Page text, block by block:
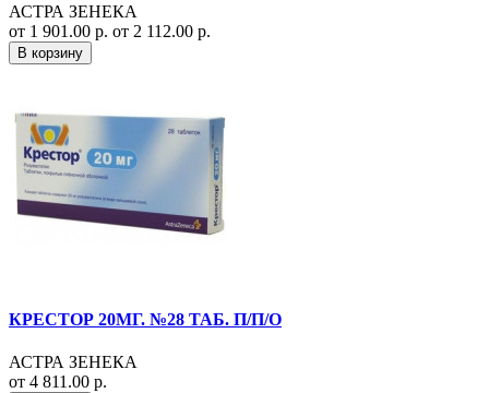
АСТРА ЗЕНЕКА
от 1 901.00 р. от 2 112.00 р.
В корзину
КРЕСТОР 20МГ. №28 ТАБ. П/П/О
АСТРА ЗЕНЕКА
от 4 811.00 р.